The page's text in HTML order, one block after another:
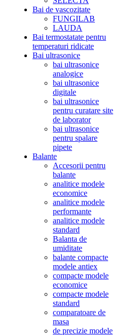
Bai de vascozitate
FUNGILAB
LAUDA
Bai termostatate pentru
temperaturi ridicate
Bai ultrasonice
bai ultrasonice
analogice
bai ultrasonice
digitale
bai ultrasonice
pentru curatare site
de laborator
bai ultrasonice
pentru spalare
pipete
Balante
Accesorii pentru
balante
analitice modele
economice
analitice modele
performante
analitice modele
standard
Balanta de
umiditate
balante compacte
modele antiex
compacte modele
economice
compacte modele
standard
comparatoare de
masa
de precizie modele